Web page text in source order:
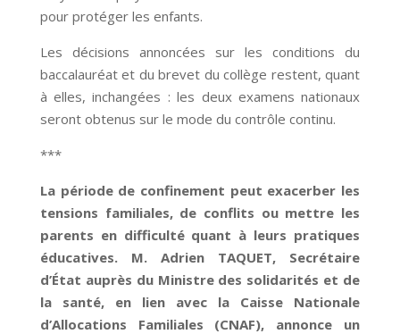
pour protéger les enfants.
Les décisions annoncées sur les conditions du
baccalauréat et du brevet du collège restent, quant
à elles, inchangées : les deux examens nationaux
seront obtenus sur le mode du contrôle continu.
***
La période de confinement peut exacerber les
tensions familiales, de conflits ou mettre les
parents en difficulté quant à leurs pratiques
éducatives. M. Adrien TAQUET, Secrétaire
d’État auprès du Ministre des solidarités et de
la santé, en lien avec la Caisse Nationale
d’Allocations Familiales (CNAF), annonce un